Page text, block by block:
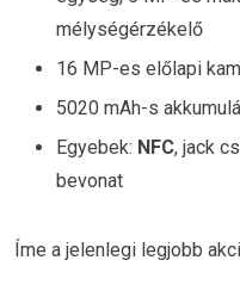
mélységérzékelő
16 MP-es előlapi
5020 mAh-s
Egyebek: NFC, jack
bevonat
Íme a jelenlegi legjobb